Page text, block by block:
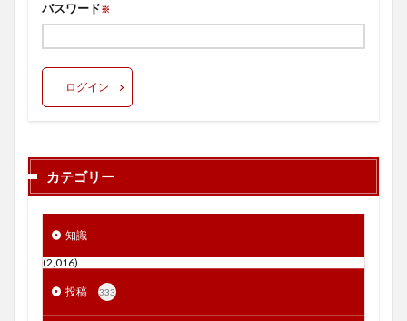
パスワード※
ログイン
カテゴリー
知識
(2,016)
投稿 333